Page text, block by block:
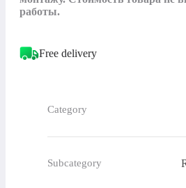
работы.
Free delivery
Category
Subcategory